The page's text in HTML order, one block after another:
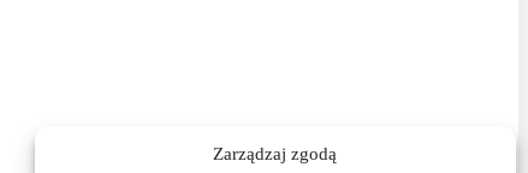
Zarządzaj zgodą